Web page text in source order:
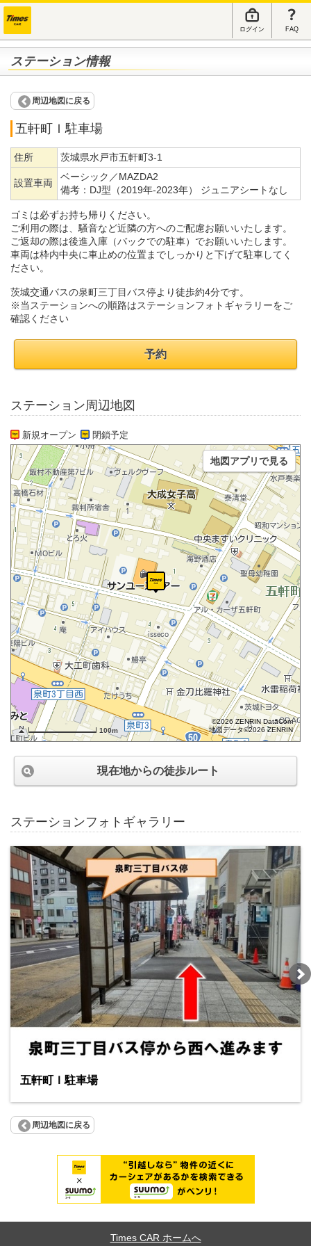
ログイン FAQ
ステーション情報
周辺地図に戻る
五軒町Ｉ駐車場
住所 茨城県水戸市五軒町3-1
設置車両
ベーシック／MAZDA2
備考： DJ型（2019年-2023年） ジュニアシートなし
ゴミは必ずお持ち帰りください。
ご利用の際は、騒音など近隣の方へのご配慮お願いいたします。
ご返却の際は後進入庫（バックでの駐車）でお願いいたします。
車両は枠内中央に車止めの位置までしっかりと下げて駐車してく
ださい。
茨城交通バスの泉町三丁目バス停より徒歩約4分です。
※当ステーションへの順路はステーションフォトギャラリーをご
確認ください
予約
ステーション周辺地図
新規オープン 閉鎖予定
100m
©2026 ZENRIN DataCom
地図データ©2026 ZENRIN
地図アプリで見る
現在地からの徒歩ルート
ステーションフォトギャラリー
五軒町Ｉ駐車場
周辺地図に戻る
Times CAR ホームへ